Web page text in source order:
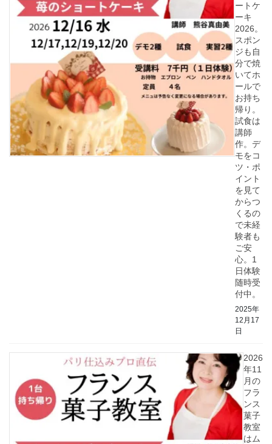
ートケ
ーキ
2026。
スポン
ジも自
分で焼
いてホ
ールで
お持ち
帰り。
試食は
講師
作。デ
モをコ
ツ・ポ
イント
を見て
からつ
くるの
で未経
験者も
ご安
心。1
日体験
随時受
付中。
2025年
12月17
日
2026
年11
月の
フラ
ンス
菓子
教室
はム